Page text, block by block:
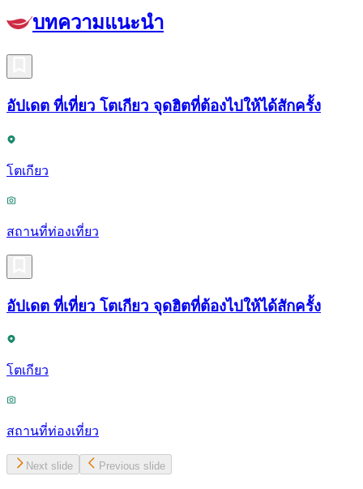
บทความแนะนำ
อัปเดต ที่เที่ยว โตเกียว จุดฮิตที่ต้องไปให้ได้สักครั้ง
โตเกียว
สถานที่ท่องเที่ยว
อัปเดต ที่เที่ยว โตเกียว จุดฮิตที่ต้องไปให้ได้สักครั้ง
โตเกียว
สถานที่ท่องเที่ยว
Next slide Previous slide